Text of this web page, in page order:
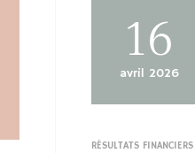
16
avril 2026
RÉSULTATS FINANCIERS